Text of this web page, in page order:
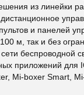
из линейки
и панелей
м, так и без
беспроводной
приложений для
Mi-boxer Smart,